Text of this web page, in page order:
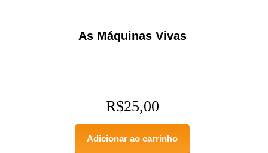
As Máquinas Vivas
R$25,00
Adicionar ao carrinho